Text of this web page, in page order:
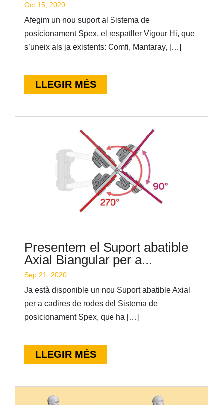
Oct 15, 2020
Afegim un nou suport al Sistema de
posicionament Spex, el respatller Vigour Hi, que
s’uneix als ja existents: Comfi, Mantaray, […]
LLEGIR MÉS
Presentem el Suport abatible
Axial Biangular per a...
Sep 21, 2020
Ja està disponible un nou Suport abatible Axial
per a cadires de rodes del Sistema de
posicionament Spex, que ha […]
LLEGIR MÉS